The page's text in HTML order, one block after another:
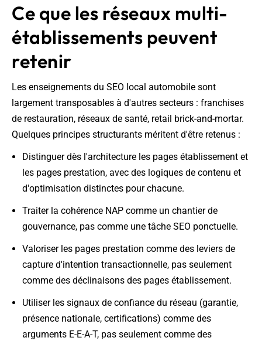
Ce que les réseaux multi-
établissements peuvent
retenir
Les enseignements du SEO local automobile sont
largement transposables à d'autres secteurs : franchises
de restauration, réseaux de santé, retail brick-and-mortar.
Quelques principes structurants méritent d'être retenus :
Distinguer dès l'architecture les pages établissement et
les pages prestation, avec des logiques de contenu et
d'optimisation distinctes pour chacune.
Traiter la cohérence NAP comme un chantier de
gouvernance, pas comme une tâche SEO ponctuelle.
Valoriser les pages prestation comme des leviers de
capture d'intention transactionnelle, pas seulement
comme des déclinaisons des pages établissement.
Utiliser les signaux de confiance du réseau (garantie,
présence nationale, certifications) comme des
arguments E-E-A-T, pas seulement comme des